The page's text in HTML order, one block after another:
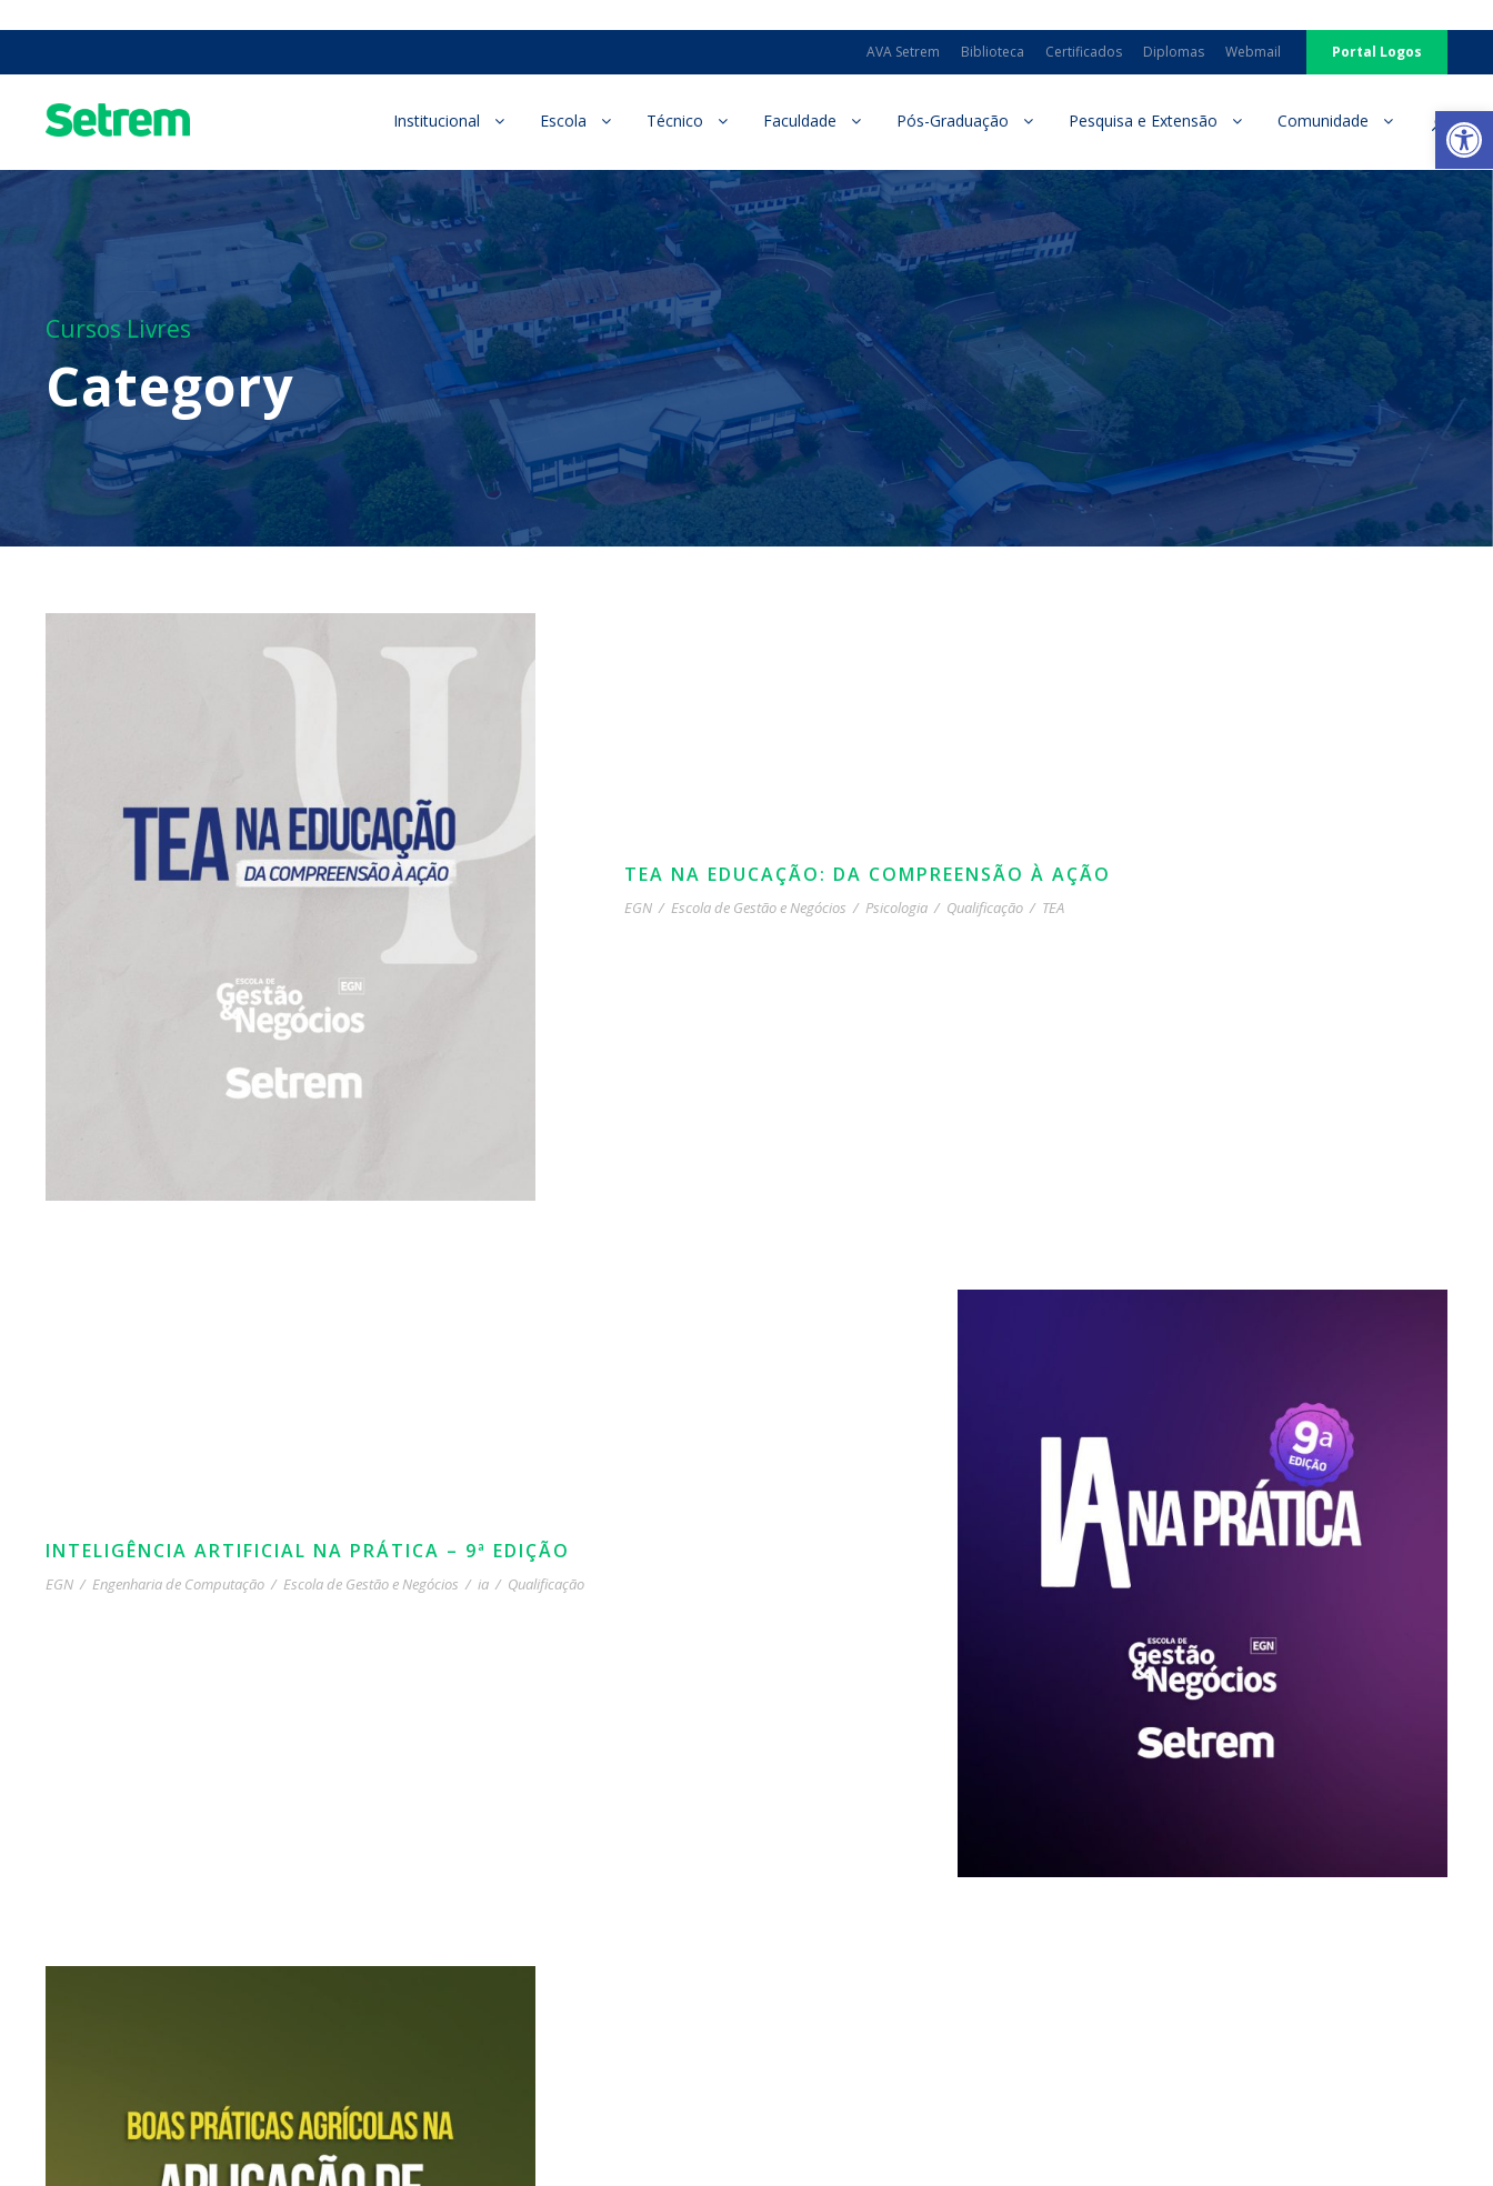
AVA Setrem Biblioteca Certificados Diplomas Webmail Portal Logos
Institucional Escola Técnico Faculdade Pós-Graduação Pesquisa e Extensão Comunidade
Cursos Livres
Category
TEA NA EDUCAÇÃO: DA COMPREENSÃO À AÇÃO
EGN / Escola de Gestão e Negócios / Psicologia / Qualificação / TEA
INTELIGÊNCIA ARTIFICIAL NA PRÁTICA – 9ª EDIÇÃO
EGN / Engenharia de Computação / Escola de Gestão e Negócios / ia / Qualificação